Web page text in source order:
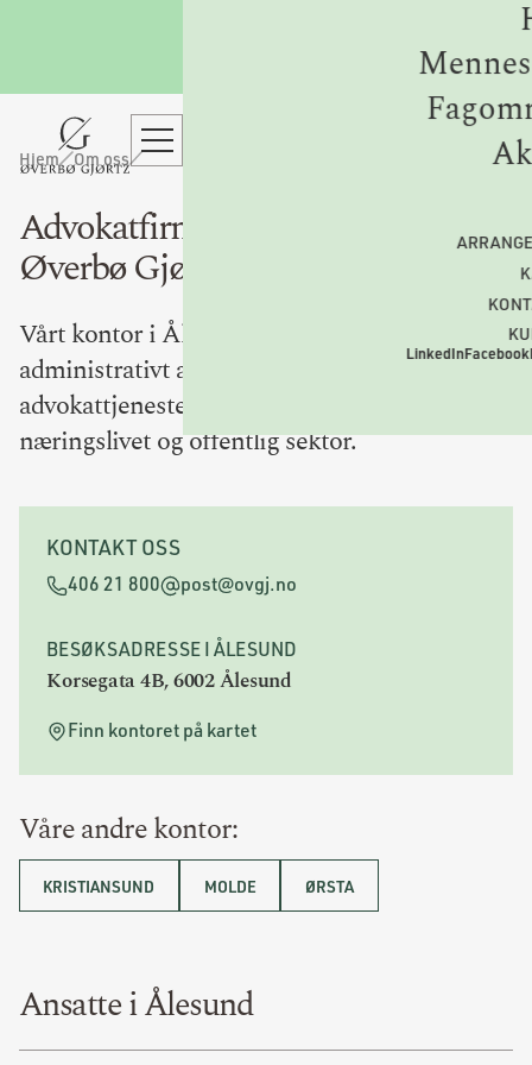
LinkedInFacebook
Hjem Om oss
Advokatfirmaet
Øverbø Gjørtz i Ålesund
Vårt kontor i Ålesund har ti advokater og to
administrativt ansatte. Vi leverer
advokattjenester til både privatpersoner,
næringslivet og offentlig sektor.
KONTAKT OSS
406 21 800 post@ovgj.no
BESØKSADRESSE I ÅLESUND
Korsegata 4B, 6002 Ålesund
Finn kontoret på kartet
Våre andre kontor:
KRISTIANSUND MOLDE ØRSTA
Ansatte i Ålesund